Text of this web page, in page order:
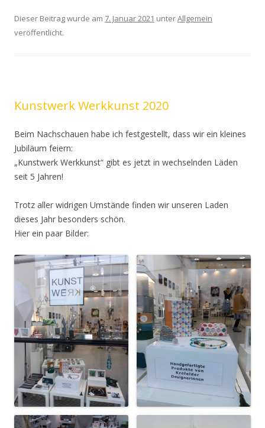
Dieser Beitrag wurde am 7. Januar 2021 unterAllgemein
veröffentlicht.
Kunstwerk Werkkunst 2020
Beim Nachschauen habe ich festgestellt, dass wir ein kleines
Jubiläum feiern:
„Kunstwerk Werkkunst“ gibt es jetzt in wechselnden Läden
seit 5 Jahren!
Trotz aller widrigen Umstände finden wir unseren Laden
dieses Jahr besonders schön.
Hier ein paar Bilder: